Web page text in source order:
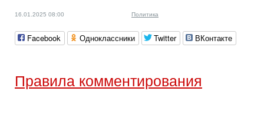
16.01.2025 08:00 Политика
Facebook Одноклассники Twitter ВКонтакте
Правила комментирования